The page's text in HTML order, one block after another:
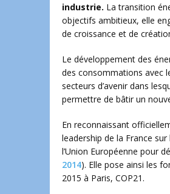
industrie. La transition
objectifs ambitieux, elle
de croissance et de
Le développement des
des consommations avec
secteurs d’avenir dans
permettre de bâtir un
En reconnaissant
leadership de la France
l’Union Européenne pour
2014). Elle pose ainsi les
2015 à Paris, COP21.